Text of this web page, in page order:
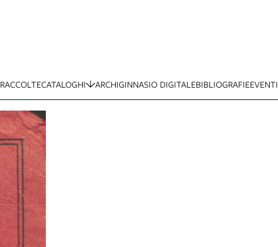
RACCOLTECATALOGHI ARCHIGINNASIO DIGITALEBIBLIOGRAFIEEVENTI